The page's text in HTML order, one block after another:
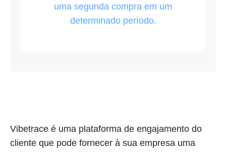
uma segunda compra em um
determinado período.
Vibetrace é uma plataforma de engajamento do
cliente que pode fornecer à sua empresa uma